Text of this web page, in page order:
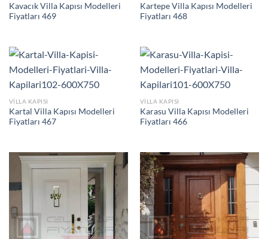
Kavacık Villa Kapısı Modelleri
Fiyatları 469
Kartepe Villa Kapısı Modelleri
Fiyatları 468
VILLA KAPISI
Kartal Villa Kapısı Modelleri
Fiyatları 467
VILLA KAPISI
Karasu Villa Kapısı Modelleri
Fiyatları 466